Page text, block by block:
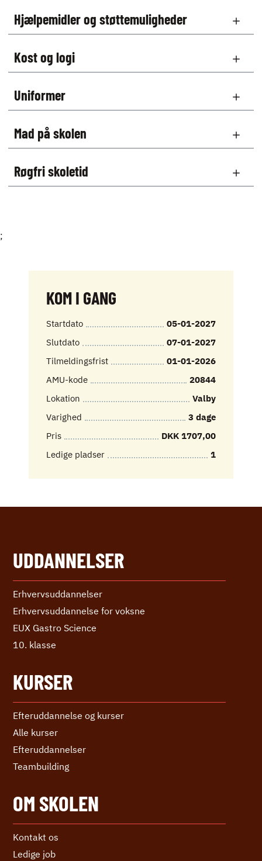
Hjælpemidler og støttemuligheder
Kost og logi
Uniformer
Mad på skolen
Røgfri skoletid
;
KOM I GANG
Startdato
05-01-2027
Slutdato
07-01-2027
Tilmeldingsfrist
01-01-2026
AMU-kode
20844
Lokation
Valby
Varighed
3 dage
Pris
DKK 1707,00
Ledige pladser
1
UDDANNELSER
Erhvervs­uddannelser
Erhvervs­uddannelse ­for voksne
EUX Gastro Science
10. klasse
KURSER
Efteruddannelse og kurser
Alle kurser
Efter­uddannelser
Teambuilding
OM SKOLEN
Kontakt os
Ledige job